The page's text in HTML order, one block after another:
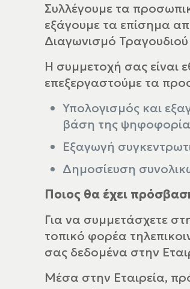
Συλλέγουμε τα
εξάγουμε τα επίσημα
Διαγωνισμό
Η συμμετοχή σας είναι
επεξεργαστούμε τα
Υπολογισμός και
βάση της
Εξαγωγή
Δημοσίευση
Ποιος θα έχει
Για να συμμετάσχετε
τοπικό φορέα
σας δεδομένα στην
Μέσα στην Εταιρεία,